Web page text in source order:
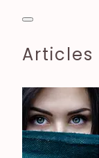
Articles